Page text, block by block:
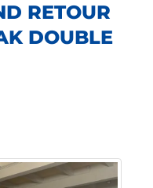
RETOUR
DOUBLE